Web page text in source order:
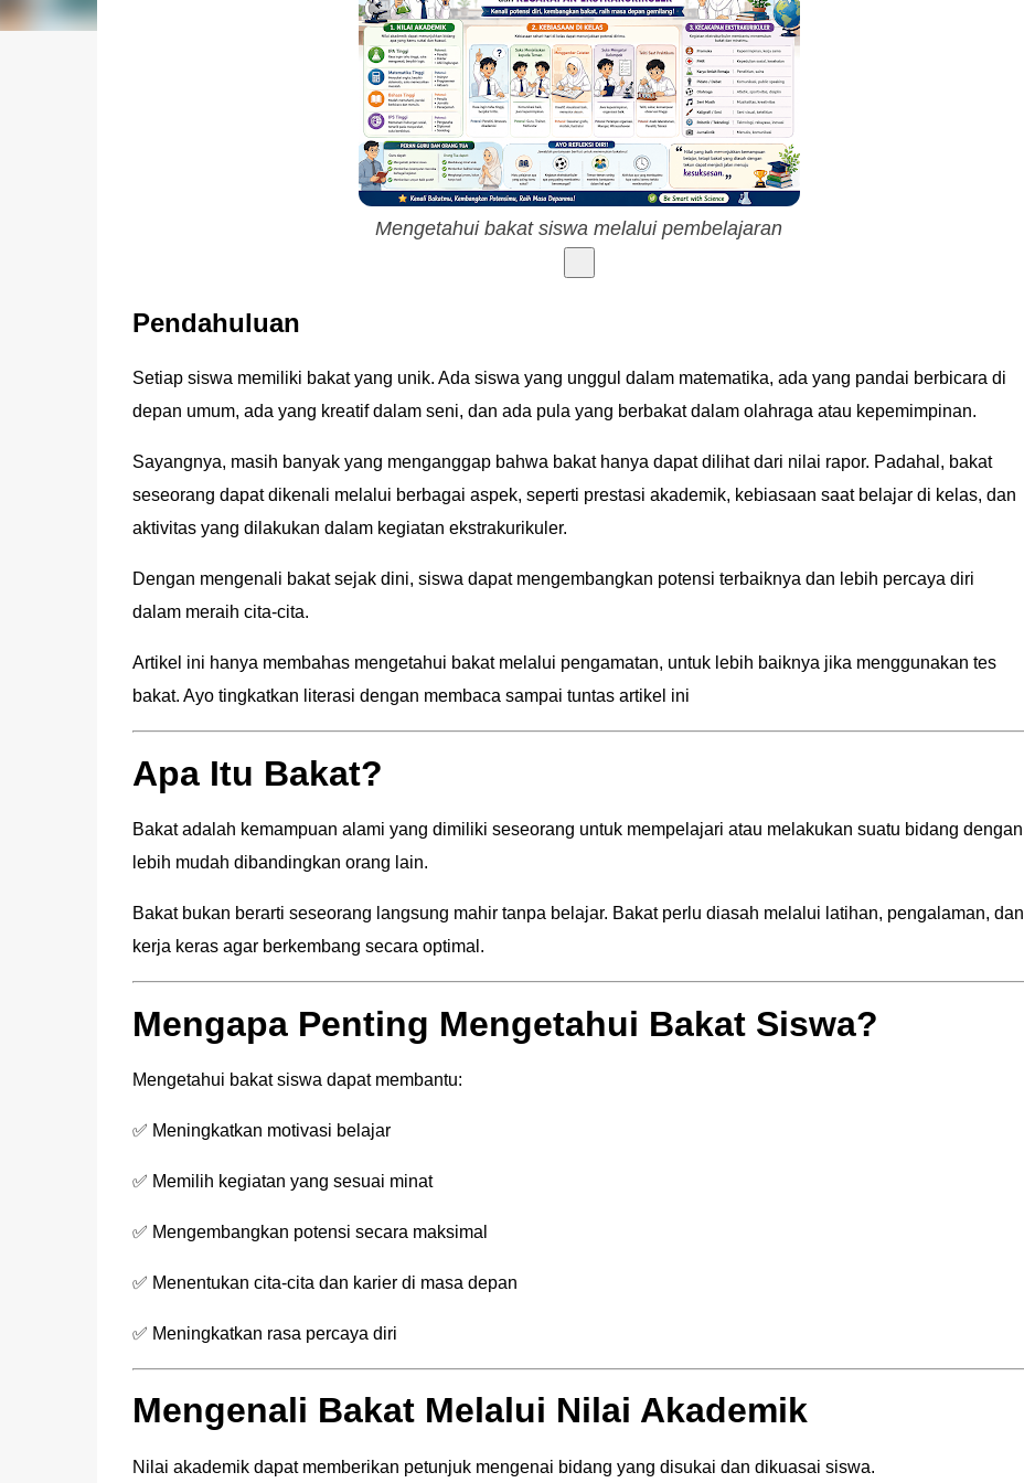
Mengetahui bakat siswa melalui pembelajaran
Pendahuluan
Setiap siswa memiliki bakat yang unik. Ada siswa yang unggul dalam matematika, ada yang pandai berbicara di
depan umum, ada yang kreatif dalam seni, dan ada pula yang berbakat dalam olahraga atau kepemimpinan.
Sayangnya, masih banyak yang menganggap bahwa bakat hanya dapat dilihat dari nilai rapor. Padahal, bakat
seseorang dapat dikenali melalui berbagai aspek, seperti prestasi akademik, kebiasaan saat belajar di kelas, dan
aktivitas yang dilakukan dalam kegiatan ekstrakurikuler.
Dengan mengenali bakat sejak dini, siswa dapat mengembangkan potensi terbaiknya dan lebih percaya diri
dalam meraih cita-cita.
Artikel ini hanya membahas mengetahui bakat melalui pengamatan, untuk lebih baiknya jika menggunakan tes
bakat. Ayo tingkatkan literasi dengan membaca sampai tuntas artikel ini
Apa Itu Bakat?
Bakat adalah kemampuan alami yang dimiliki seseorang untuk mempelajari atau melakukan suatu bidang dengan
lebih mudah dibandingkan orang lain.
Bakat bukan berarti seseorang langsung mahir tanpa belajar. Bakat perlu diasah melalui latihan, pengalaman, dan
kerja keras agar berkembang secara optimal.
Mengapa Penting Mengetahui Bakat Siswa?
Mengetahui bakat siswa dapat membantu:
✅ Meningkatkan motivasi belajar
✅ Memilih kegiatan yang sesuai minat
✅ Mengembangkan potensi secara maksimal
✅ Menentukan cita-cita dan karier di masa depan
✅ Meningkatkan rasa percaya diri
Mengenali Bakat Melalui Nilai Akademik
Nilai akademik dapat memberikan petunjuk mengenai bidang yang disukai dan dikuasai siswa.